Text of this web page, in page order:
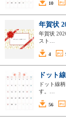
10
年賀状
年賀状
スト…
4
ドット
ドット線
す。…
56